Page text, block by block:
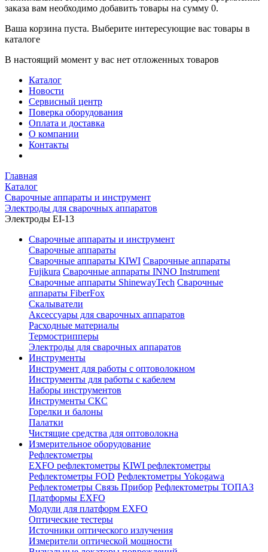
заказа вам необходимо добавить товары на сумму 0.
Ваша корзина пуста. Выберите интересующие вас товары в
каталоге
В настоящий момент у вас нет отложенных товаров
Каталог
Новости
Сервисный центр
Поверка оборудования
Оплата и доставка
О компании
Контакты
Главная
Каталог
Сварочные аппараты и инструмент
Электроды для сварочных аппаратов
Электроды EI-13
Сварочные аппараты и инструмент
Сварочные аппараты
Сварочные аппараты KIWI Сварочные аппараты
Fujikura Сварочные аппараты INNO Instrument
Сварочные аппараты ShinewayTech Cварочные
аппараты FiberFox
Скалыватели
Аксессуары для сварочных аппаратов
Расходные материалы
Термострипперы
Электроды для сварочных аппаратов
Инструменты
Инструмент для работы с оптоволокном
Инструменты для работы с кабелем
Наборы инструментов
Инструменты СКС
Горелки и балоны
Палатки
Чистящие средства для оптоволокна
Измерительное оборудование
Рефлектометры
EXFO рефлектометры KIWI рефлектометры
Рефлектометры FOD Рефлектометры Yokogawa
Рефлектометры Связь Прибор Рефлектометры ТОПАЗ
Платформы EXFO
Модули для платформ EXFO
Оптические тестеры
Источники оптического излучения
Измерители оптической мощности